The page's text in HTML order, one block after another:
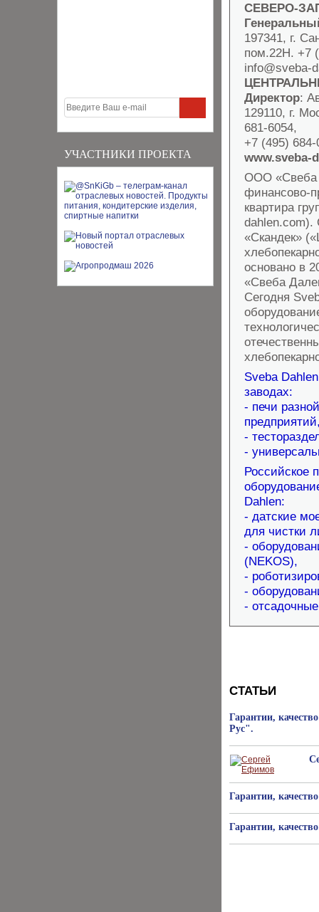
УЧАСТНИКИ ПРОЕКТА
СЕВЕРО-
197341, г.
пом.22Н. +7
info@sveba-
Директор:
129110, г.
681-6054,
+7 (495)
www.sveba-
ООО «Свеба
финансово-
квартира
«Скандек»
основано в
«Свеба
Сегодня
Sveba
заводах:
- печи
-
-
Российское
Dahlen:
- датские
для чистки
-
(NEKOS),
-
-
-
СТАТЬИ
Гарантии,
Рус".
Гарантии,
Гарантии,